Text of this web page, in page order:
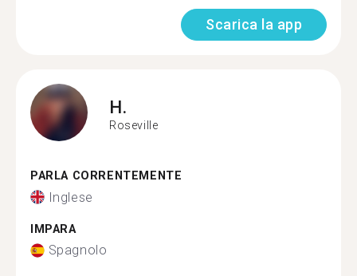
Scarica la app
H.
Roseville
PARLA CORRENTEMENTE
Inglese
IMPARA
Spagnolo